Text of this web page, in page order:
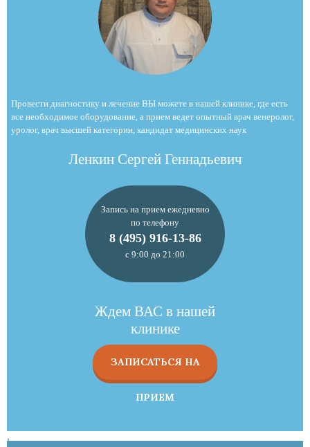
Провести диагностику и лечение ВЫ можете в нашей клинике, где есть
все необходимое оборудование, а прием ведет опытный врач венеролог,
уролог, врач высшей категории, кандидат медицинских наук
Ленкин Сергей Геннадьевич
Запись на прием ежедневно
по телефону
8 (495) 916-13-86
с 9:00 до 21:00
Ждем ВАС в нашей
клинике
ЗАПИСАТЬСЯ НА
ПРИЕМ